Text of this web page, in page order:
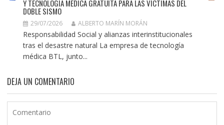
Y TECNOLOGÍA MÉDICA GRATUITA PARA LAS VÍCTIMAS DEL
DOBLE SISMO
29/07/2026 ALBERTO MARÍN MORÁN
Responsabilidad Social y alianzas interinstitucionales
tras el desastre natural La empresa de tecnología
médica BTL, junto...
DEJA UN COMENTARIO